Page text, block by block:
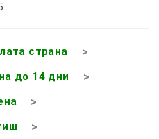
страна
до 14 дни